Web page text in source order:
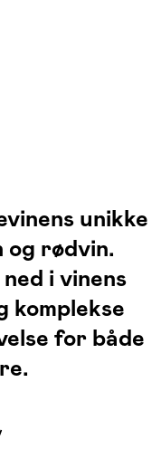
unikke
og rødvin.
i vinens
komplekse
for både